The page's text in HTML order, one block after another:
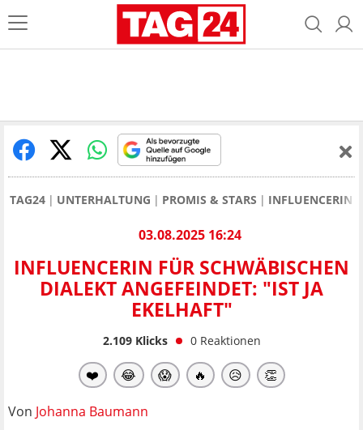
TAG24 UNTERHALTUNG PROMIS & STARS INFLUENCERIN
03.08.2025 16:24
INFLUENCERIN FÜR SCHWÄBISCHEN
DIALEKT ANGEFEINDET: "IST JA
EKELHAFT"
2.109Klicks 0 Reaktionen
❤️ 😂 😱 🔥 😥 👏
Von Johanna Baumann